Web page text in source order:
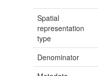
Spatial
representation
type
Denominator